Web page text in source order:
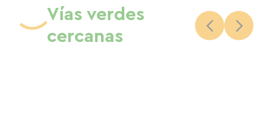
Vías verdes
cercanas